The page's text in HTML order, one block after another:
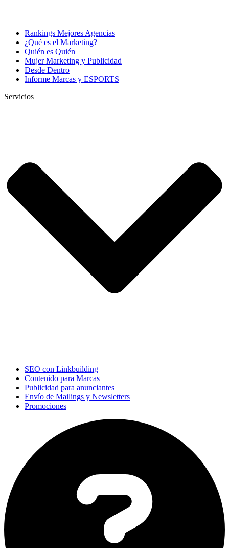
Rankings Mejores Agencias
¿Qué es el Marketing?
Quién es Quién
Mujer Marketing y Publicidad
Desde Dentro
Informe Marcas y ESPORTS
Servicios
SEO con Linkbuilding
Contenido para Marcas
Publicidad para anunciantes
Envío de Mailings y Newsletters
Promociones